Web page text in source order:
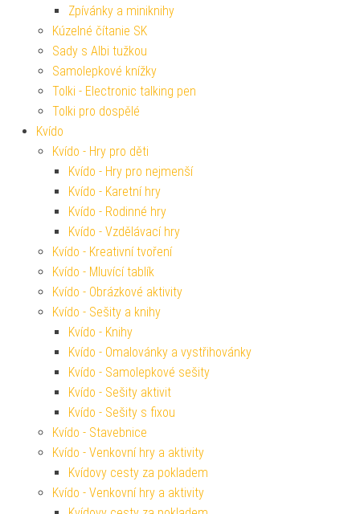
Zpívánky a miniknihy
Kúzelné čítanie SK
Sady s Albi tužkou
Samolepkové knížky
Tolki - Electronic talking pen
Tolki pro dospělé
Kvído
Kvído - Hry pro děti
Kvído - Hry pro nejmenší
Kvído - Karetní hry
Kvído - Rodinné hry
Kvído - Vzdělávací hry
Kvído - Kreativní tvoření
Kvído - Mluvící tablík
Kvído - Obrázkové aktivity
Kvído - Sešity a knihy
Kvído - Knihy
Kvído - Omalovánky a vystřihovánky
Kvído - Samolepkové sešity
Kvído - Sešity aktivit
Kvído - Sešity s fixou
Kvído - Stavebnice
Kvído - Venkovní hry a aktivity
Kvídovy cesty za pokladem
Kvído - Venkovní hry a aktivity